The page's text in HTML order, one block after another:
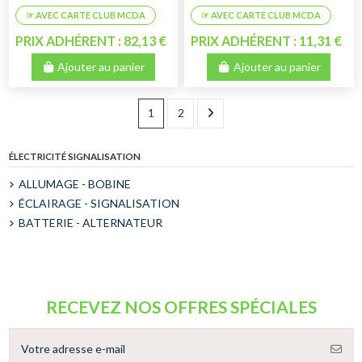
PRIX ADHÉRENT : 82,13 €
Ajouter au panier
PRIX ADHÉRENT : 11,31 €
Ajouter au panier
1 2
ÉLECTRICITÉ SIGNALISATION
ALLUMAGE - BOBINE
ÉCLAIRAGE - SIGNALISATION
BATTERIE - ALTERNATEUR
RECEVEZ NOS OFFRES SPÉCIALES